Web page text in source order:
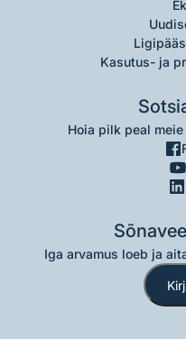
Kasutus- ja
Hoia pilk peal
Iga arvamus loeb ja